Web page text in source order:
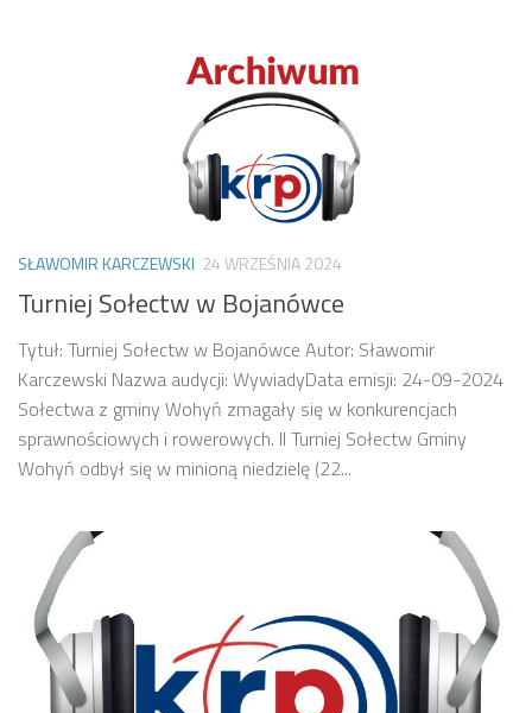
SŁAWOMIR KARCZEWSKI 24 WRZEŚNIA 2024
Turniej Sołectw w Bojanówce
Tytuł: Turniej Sołectw w Bojanówce Autor: Sławomir
Karczewski Nazwa audycji: WywiadyData emisji: 24-09-2024
Sołectwa z gminy Wohyń zmagały się w konkurencjach
sprawnościowych i rowerowych. II Turniej Sołectw Gminy
Wohyń odbył się w minioną niedzielę (22...